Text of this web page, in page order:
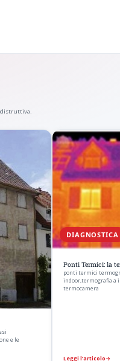
e le
DIAGNOSTICA
Ponti Termici: la
ponti termici
indoor,termografia a
termocamera
Leggi l’articolo→